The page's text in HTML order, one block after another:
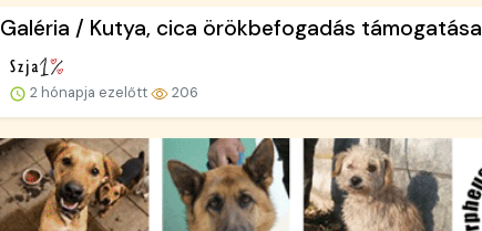
Galéria / Kutya, cica örökbefogadás támogatása
2 hónapja ezelőtt 206